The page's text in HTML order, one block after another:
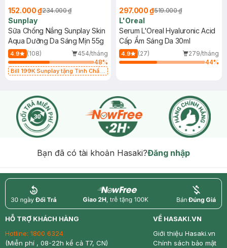
152.000 ₫234.000 ₫
Sunplay
Sữa Chống Nắng Sunplay Skin
Aqua Dưỡng Da Sáng Mịn 55g
4.9 (108)
454/tháng
48%
Bill 199K Sunplay tặng Tinh Chất
297.000 ₫519.000 ₫
L'Oreal
Serum L'Oreal Hyaluronic Acid
Cấp Ẩm Sáng Da 30ml
4.9 (27)
279/tháng
44%
Bạn đã có tài khoản Hasaki?Đăng nhập
return nowfree price
HỖ TRỢ KHÁCH HÀNG
Hotline: 1800 6324
(Miễn phí , 08-22h kể cả T7, CN)
VỀ HASAKI.VN
Giới thiệu Hasaki.vn
Chính sách bảo mật